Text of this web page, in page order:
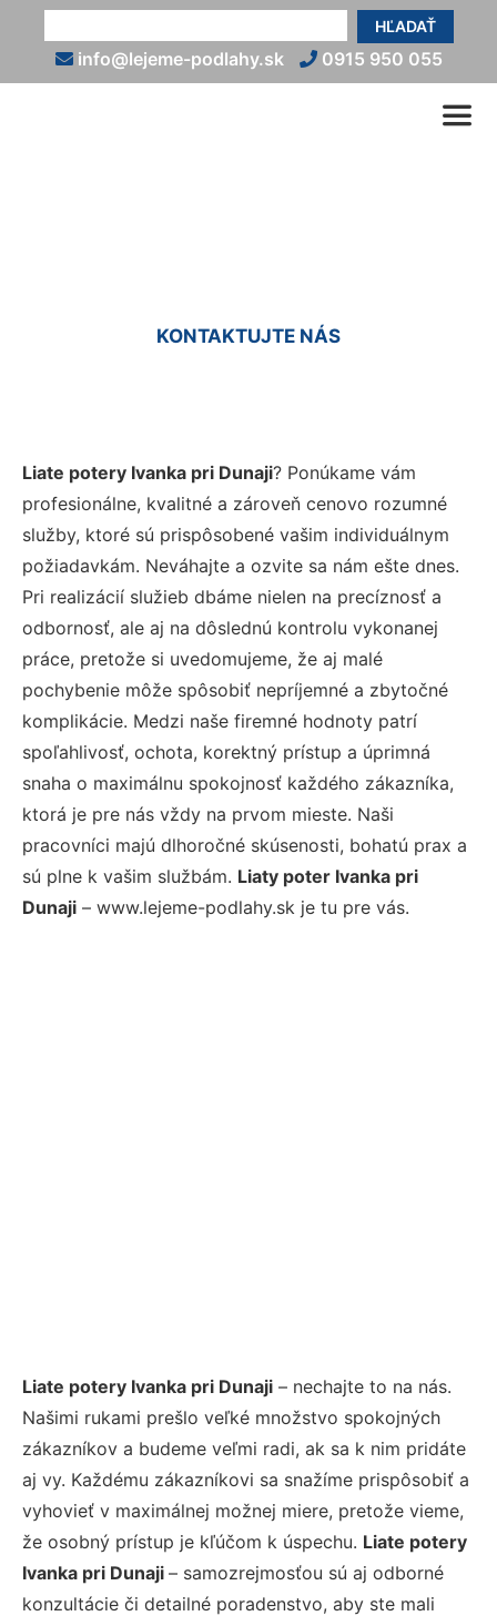
HĽADAŤ
info@lejeme-podlahy.sk 0915 950 055
KONTAKTUJTE NÁS
Liate potery Ivanka pri Dunaji? Ponúkame vám
profesionálne, kvalitné a zároveň cenovo rozumné
služby, ktoré sú prispôsobené vašim individuálnym
požiadavkám. Neváhajte a ozvite sa nám ešte dnes.
Pri realizácií služieb dbáme nielen na precíznosť a
odbornosť, ale aj na dôslednú kontrolu vykonanej
práce, pretože si uvedomujeme, že aj malé
pochybenie môže spôsobiť nepríjemné a zbytočné
komplikácie. Medzi naše firemné hodnoty patrí
spoľahlivosť, ochota, korektný prístup a úprimná
snaha o maximálnu spokojnosť každého zákazníka,
ktorá je pre nás vždy na prvom mieste. Naši
pracovníci majú dlhoročné skúsenosti, bohatú prax a
sú plne k vašim službám. Liaty poter Ivanka pri
Dunaji – www.lejeme-podlahy.sk je tu pre vás.
Liate potery Ivanka pri Dunaji – nechajte to na nás.
Našimi rukami prešlo veľké množstvo spokojných
zákazníkov a budeme veľmi radi, ak sa k nim pridáte
aj vy. Každému zákazníkovi sa snažíme prispôsobiť a
vyhovieť v maximálnej možnej miere, pretože vieme,
že osobný prístup je kľúčom k úspechu. Liate potery
Ivanka pri Dunaji – samozrejmosťou sú aj odborné
konzultácie či detailné poradenstvo, aby ste mali